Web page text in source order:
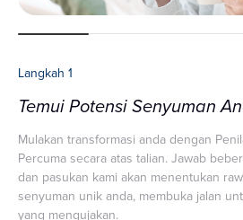
Langkah 1
Temui Potensi Senyuman
Mulakan transformasi anda dengan
Percuma secara atas talian. Jawab
dan pasukan kami akan menentukan
senyuman unik anda, membuka jalan
yang mengujakan.